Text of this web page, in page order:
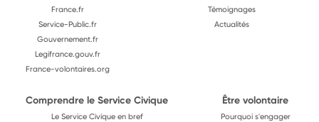
France.fr
Service-Public.fr
Gouvernement.fr
Legifrance.gouv.fr
France-volontaires.org
Témoignages
Actualités
Comprendre le Service Civique
Le Service Civique en bref
Être volontaire
Pourquoi s'engager